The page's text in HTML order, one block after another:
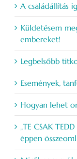
A családállítás
Küldetésem
embereket!
Legbelsőbb
Események,
Hogyan lehet
„TE CSAK
éppen